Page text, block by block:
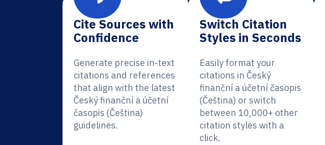
Cite Sources with
Confidence
Generate precise in-text
citations and references
that align with the latest
Český finanční a účetní
časopis (Čeština)
guidelines.
Switch Citation
Styles in Seconds
Easily format your
citations in Český
finanční a účetní časopis
(Čeština) or switch
between 10,000+ other
citation styles with a
click.